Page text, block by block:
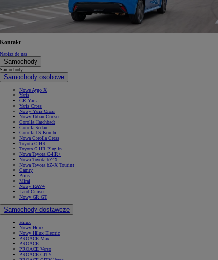
Kontakt
Napisz do nas
Samochody
Samochody
Samochody osobowe
Nowe Aygo X
Yaris
GR Yaris
Yaris Cross
Nowy Yaris Cross
Nowy Urban Cruiser
Corolla Hatchback
Corolla Sedan
Corolla TS Kombi
Nowa Corolla Cross
Toyota C-HR
Toyota C-HR Plug-in
Nowa Toyota C-HR+
Nowa Toyota bZ4X
Nowa Toyota bZ4X Touring
Camry
Prius
Mirai
Nowy RAV4
Land Cruiser
Nowy GR GT
Samochody dostawcze
Hilux
Nowy Hilux
Nowy Hilux Electric
PROACE Max
PROACE
PROACE Verso
PROACE CITY